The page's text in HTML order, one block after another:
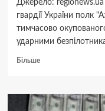
Джерело: regionews.ua
гвардії України полк
тимчасово
ударними
БільшеДокладніше
показав
удари